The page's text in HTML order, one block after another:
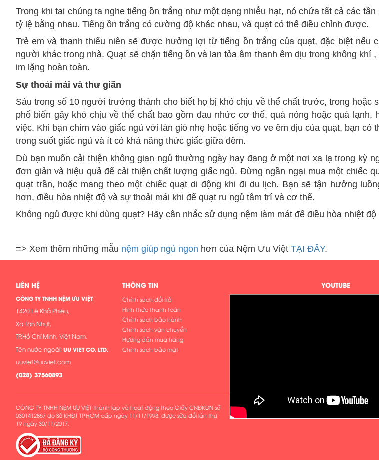
Trong khi tai chúng ta nghe tiếng ồn trắng như một dạng nhiễu hạt, nó chứa tất cả các
tỷ lệ bằng nhau. Tiếng ồn trắng có cường độ khác nhau, và quạt có thể điều chỉnh được.
Trẻ em và thanh thiếu niên sẽ được hưởng lợi từ tiếng ồn trắng của quạt, đặc biệt nếu
người khác trong nhà. Quạt sẽ chặn tiếng ồn và lan tỏa âm thanh êm dịu trong không khí
im lặng hoàn toàn.
Sự thoải mái và thư giãn
Sáu trong số 10 người trưởng thành cho biết họ bị khó chịu về thể chất trước, trong hoặc
phổ biến gây khó chịu về thể chất bao gồm đau nhức cơ thể, quá nóng hoặc quá lạnh,
việc. Khi bạn chìm vào giấc ngủ với làn gió nhẹ hoặc tiếng vo ve êm dịu của quạt, bạn có
trong suốt giấc ngủ và ít có khả năng thức giấc giữa đêm.
Dù bạn muốn cải thiện không gian ngủ thường ngày hay đang ở một nơi xa lạ trong kỳ
đơn giản và hiệu quả để cải thiện chất lượng giấc ngủ. Đừng ngần ngại mua một chiếc
quạt trần, hoặc mang theo một chiếc quạt di động khi đi du lịch. Bạn sẽ tận hưởng
hơn, điều hòa nhiệt độ và sự thoải mái khi để quạt ru ngủ tâm trí và cơ thể.
Không ngủ được khi dùng quạt? Hãy cân nhắc sử dụng nệm làm mát để điều hòa nhiệt
=> Xem thêm những mẫu nệm giúp ngủ ngon hơn của Nệm Ưu Việt TẠI ĐÂY.
LIÊN HỆ
CÔNG TY TNHH NỆM ƯU VIỆT
1420 Lê Khả Phiêu,
Xã Tân Nhựt,
TP.Hồ Chí Minh, Việt Nam.
Tên nước ngoài: UU VIET CO. LTD.
uuviet@uuviet.com
(028) 37560893
THÔNG TIN
Chính sách đổi trả
Hình thức thanh toán
Chính sách bảo hành
Chính sách vận chuyển
Hướng dẫn mua hàng
Chính sách bảo mật
CÔNG TY TNHH NỆM ƯU VIỆT thành lập và hoạt động theo Giấy CNĐKDN số
0301412857 do Sở KHĐT TP.HCM cấp ngày 11/11/1993, được sửa đổi lần thứ
19 ngày 30/11/2017.
YOUTUBE